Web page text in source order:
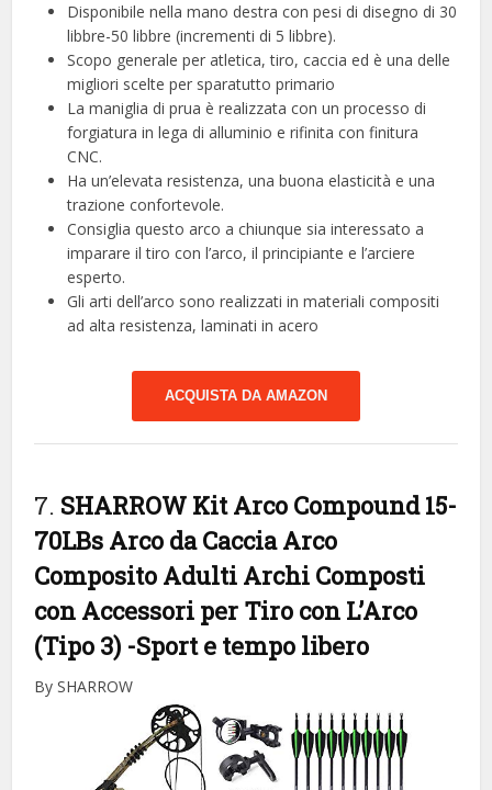
Disponibile nella mano destra con pesi di disegno di 30
libbre-50 libbre (incrementi di 5 libbre).
Scopo generale per atletica, tiro, caccia ed è una delle
migliori scelte per sparatutto primario
La maniglia di prua è realizzata con un processo di
forgiatura in lega di alluminio e rifinita con finitura
CNC.
Ha un’elevata resistenza, una buona elasticità e una
trazione confortevole.
Consiglia questo arco a chiunque sia interessato a
imparare il tiro con l’arco, il principiante e l’arciere
esperto.
Gli arti dell’arco sono realizzati in materiali compositi
ad alta resistenza, laminati in acero
ACQUISTA DA AMAZON
7. SHARROW Kit Arco Compound 15-
70LBs Arco da Caccia Arco
Composito Adulti Archi Composti
con Accessori per Tiro con L’Arco
(Tipo 3) -Sport e tempo libero
By SHARROW